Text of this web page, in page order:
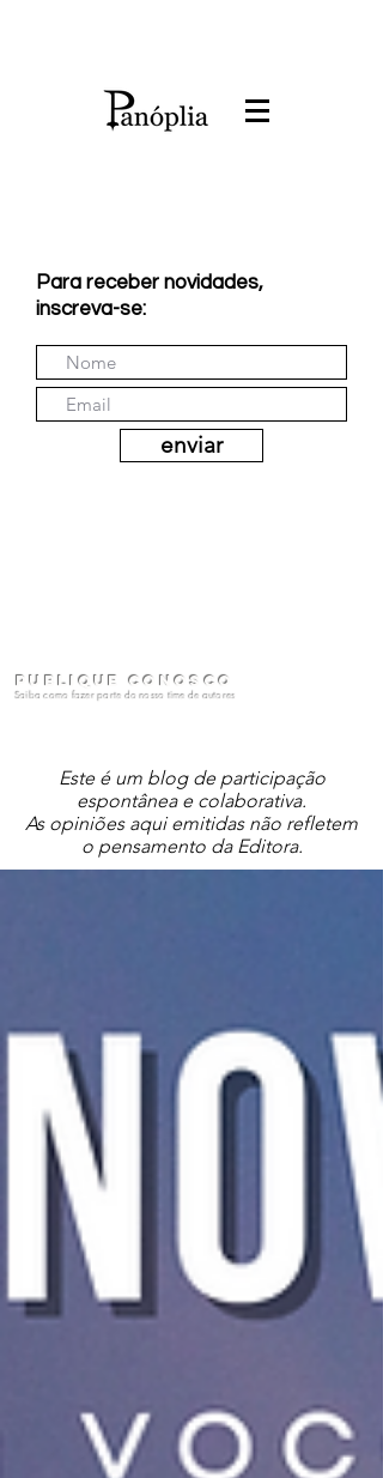
Para receber novidades,
inscreva-se:
enviar
Publique conosco
Saiba como fazer parte do nosso time de autores
Este é um blog de participação
espontânea e colaborativa.
As opiniões aqui emitidas não refletem
o pensamento da Editora.